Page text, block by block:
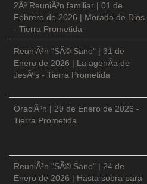
2Âª ReuniÃ³n familiar | 01 de
Febrero de 2026 | Morada de Dios
- Tierra Prometida
ReuniÃ³n "SÃ© Sano" | 31 de
Enero de 2026 | La agonÃ­a de
JesÃºs - Tierra Prometida
OraciÃ³n | 29 de Enero de 2026 -
Tierra Prometida
ReuniÃ³n "SÃ© Sano" | 24 de
Enero de 2026 | Hasta sobra para